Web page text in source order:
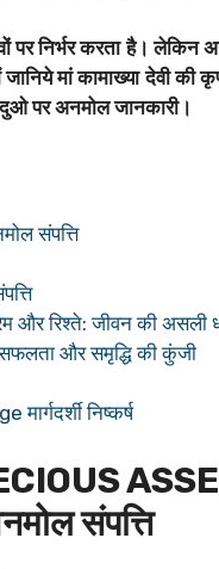
निर्भर करता है। लेकिन
मां कामाख्या देवी की
पर अनमोल जानकारी।
संपत्ति
रिश्ते: जीवन की असली
और समृद्धि की कुंजी
निष्कर्ष
संपत्ति